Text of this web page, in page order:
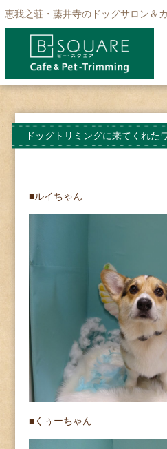
恵我之荘・藤井寺のドッグサロン＆
ドッグトリミングに来てくれた
■ルイちゃん
■くぅーちゃん